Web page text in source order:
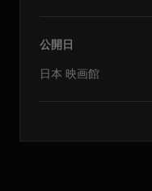
公開日
日本 映画館